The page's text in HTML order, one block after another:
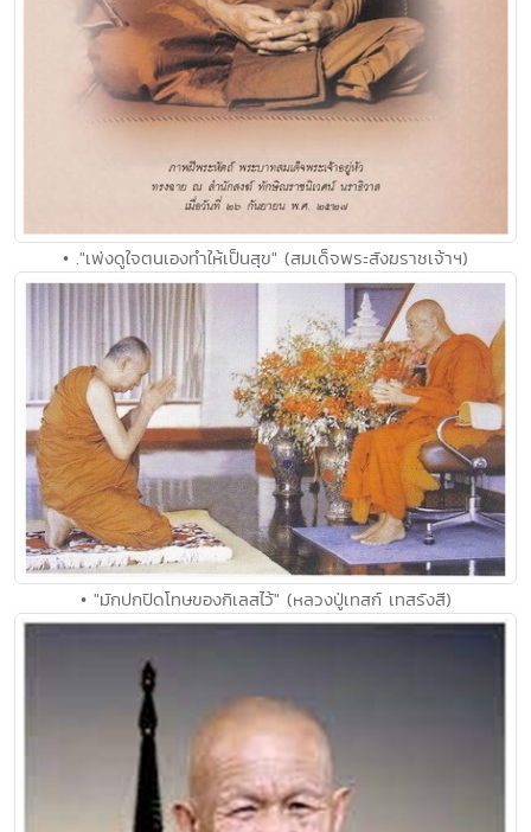
• ."เพ่งดูใจตนเองทำให้เป็นสุข" (สมเด็จพระสังฆราชเจ้าฯ)
• "มักปกปิดโทษของกิเลสไว้" (หลวงปู่เทสก์ เทสรังสี)